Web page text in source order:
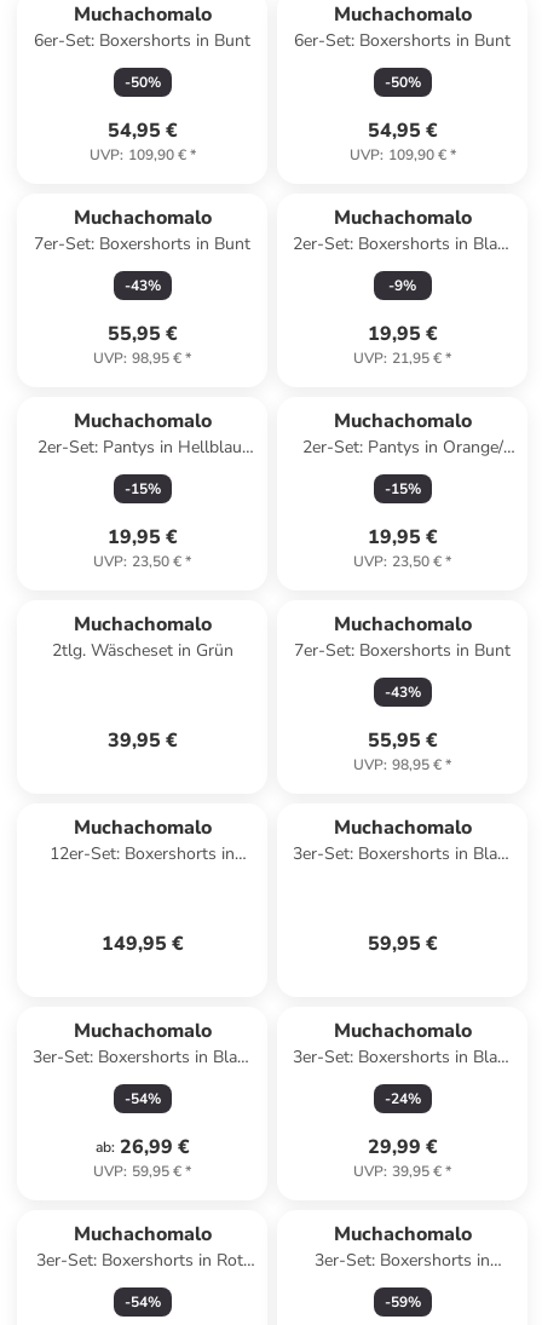
Muchachomalo
6er-Set: Boxershorts in Bunt
-50%
54,95 €
UVP: 109,90 €*
Muchachomalo
6er-Set: Boxershorts in Bunt
-50%
54,95 €
UVP: 109,90 €*
Muchachomalo
7er-Set: Boxershorts in Bunt
-43%
55,95 €
UVP: 98,95 €*
Muchachomalo
2er-Set: Boxershorts in Blau/
Pink
-9%
19,95 €
UVP: 21,95 €*
Muchachomalo
2er-Set: Pantys in Hellblau/
Orange
-15%
19,95 €
UVP: 23,50 €*
Muchachomalo
2er-Set: Pantys in Orange/
Lila
-15%
19,95 €
UVP: 23,50 €*
Muchachomalo
2tlg. Wäscheset in Grün
39,95 €
Muchachomalo
7er-Set: Boxershorts in Bunt
-43%
55,95 €
UVP: 98,95 €*
Muchachomalo
12er-Set: Boxershorts in
149,95 €
Muchachomalo
3er-Set: Boxershorts in Blau/
59,95 €
Muchachomalo
3er-Set: Boxershorts in Blau/
Schwarz
-54%
ab: 26,99 €
UVP: 59,95 €*
Muchachomalo
3er-Set: Boxershorts in Blau/
Dunkelblau
-24%
29,99 €
UVP: 39,95 €*
Muchachomalo
3er-Set: Boxershorts in Rot/
Grün/ Bunt
-54%
Muchachomalo
3er-Set: Boxershorts in
Schwarz/ Grün
-59%